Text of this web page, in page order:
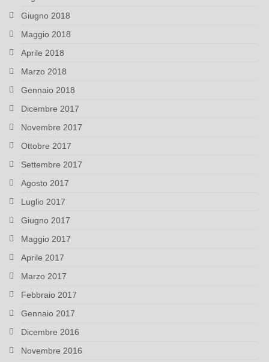
Giugno 2018
Maggio 2018
Aprile 2018
Marzo 2018
Gennaio 2018
Dicembre 2017
Novembre 2017
Ottobre 2017
Settembre 2017
Agosto 2017
Luglio 2017
Giugno 2017
Maggio 2017
Aprile 2017
Marzo 2017
Febbraio 2017
Gennaio 2017
Dicembre 2016
Novembre 2016